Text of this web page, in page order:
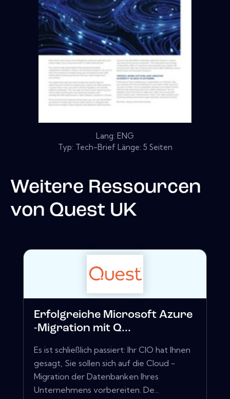
Lang: ENG
Typ: Tech-Brief Länge: 5 Seiten
Weitere Ressourcen
von Quest UK
Erfolgreiche Microsoft Azure
-Migration mit Q...
Es ist schließlich passiert: Ihr CIO hat Ihnen
gesagt, Sie sollen sich auf die Cloud -
Migration der Datenbanken Ihres
Unternehmens vorbereiten. De...